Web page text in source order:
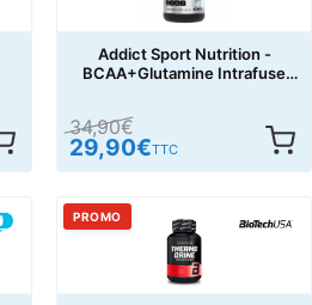
Addict Sport Nutrition -
BCAA+Glutamine Intrafuse
34,90€
29,90€TTC
PROMO